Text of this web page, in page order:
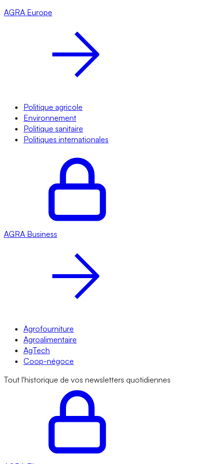
AGRA Europe
Politique agricole
Environnement
Politique sanitaire
Politiques internationales
AGRA Business
Agrofourniture
Agroalimentaire
AgTech
Coop-négoce
Tout l'historique de vos newsletters quotidiennes